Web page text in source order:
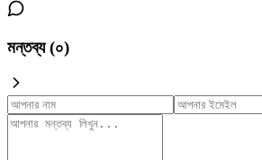
মন্তব্য (০)